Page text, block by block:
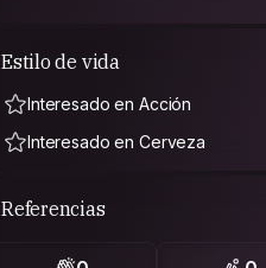
Estilo de vida
Interesado en Acción
Interesado en Cerveza
Referencias